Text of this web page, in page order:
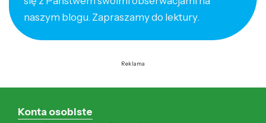
naszym blogu. Zapraszamy do lektury.
Reklama
Konta osobiste